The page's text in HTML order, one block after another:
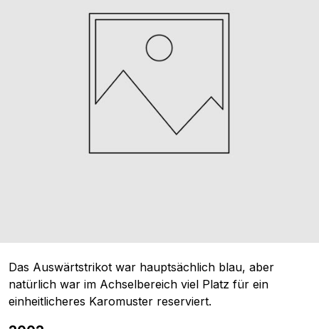
Das Auswärtstrikot war hauptsächlich blau, aber
natürlich war im Achselbereich viel Platz für ein
einheitlicheres Karomuster reserviert.